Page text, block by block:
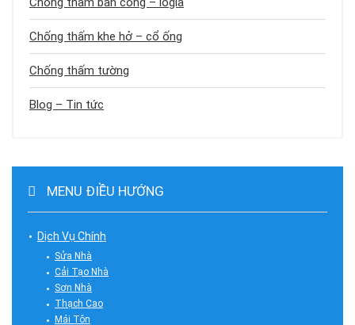
Chống thấm khe hở – cổ ống
Chống thấm tường
Blog – Tin tức
MENU ĐIỀU HƯỚNG
Dịch Vụ Chính
Sửa Nhà
Cải Tạo Nhà
Sơn Nhà
Thạch Cao
Mái Tôn